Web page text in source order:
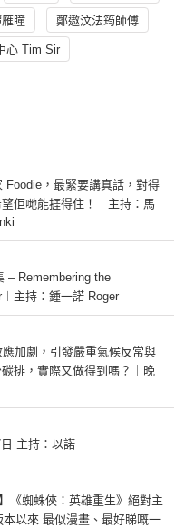
瞳 鄭遨汶法筠師傅
心 Tim Sir
Foodie，最緊要講真話，對得
佢哋能捱得住！｜主持：馬
– Remembering the
主持：鍾一諾 Roger
應加劇，引發嚴重氣候反常與
排，實際又做得到嗎？｜晚
主持：以諾
《蜘蛛俠：英雄重生》絕對主
以來 最似漫畫、最好睇嘅一